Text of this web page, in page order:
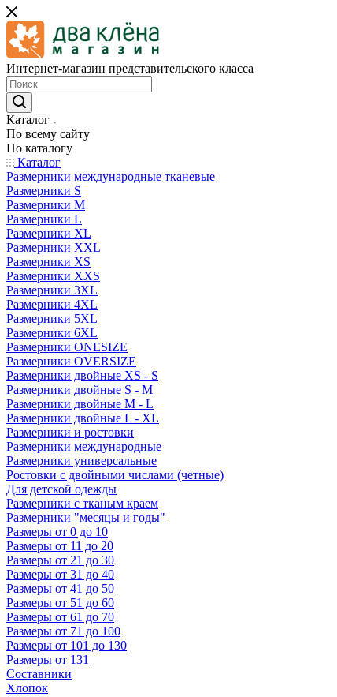
Интернет-магазин представительского класса
Каталог
По всему сайту
По каталогу
Каталог
Размерники международные тканевые
Размерники S
Размерники M
Размерники L
Размерники XL
Размерники XXL
Размерники XS
Размерники XXS
Размерники 3XL
Размерники 4XL
Размерники 5XL
Размерники 6XL
Размерники ONESIZE
Размерники OVERSIZE
Размерники двойные XS - S
Размерники двойные S - M
Размерники двойные M - L
Размерники двойные L - XL
Размерники и ростовки
Размерники международные
Размерники универсальные
Ростовки с двойными числами (четные)
Для детской одежды
Размерники с тканым краем
Размерники "месяцы и годы"
Размеры от 0 до 10
Размеры от 11 до 20
Размеры от 21 до 30
Размеры от 31 до 40
Размеры от 41 до 50
Размеры от 51 до 60
Размеры от 61 до 70
Размеры от 71 до 100
Размеры от 101 до 130
Размеры от 131
Составники
Хлопок